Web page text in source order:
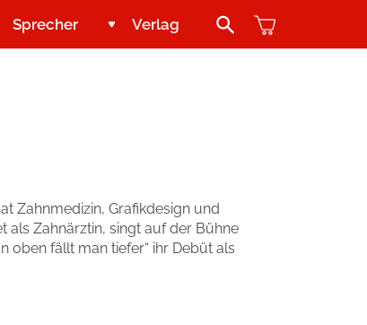
Reihen
Sprecher Verlag
Search Button
Zahnmedizin, Grafikdesign und
als Zahnärztin, singt auf der Bühne
oben fällt man tiefer“ ihr Debüt als